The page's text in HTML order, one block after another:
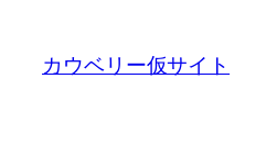
カウベリー仮サイト